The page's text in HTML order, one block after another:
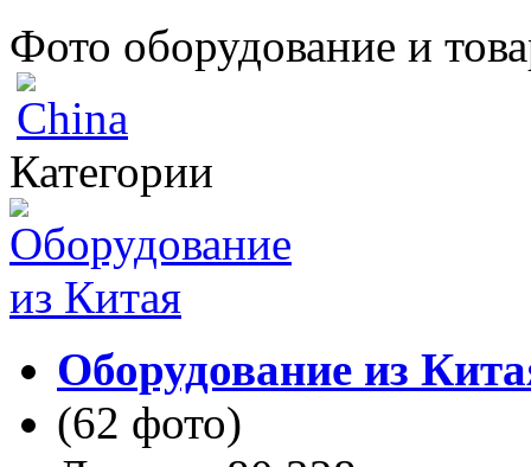
Фото оборудование и
Категории
Оборудование из
(62 фото)